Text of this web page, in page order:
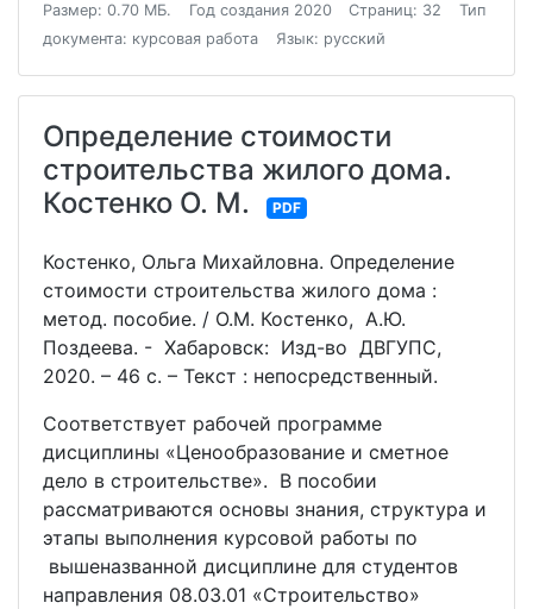
Размер: 0.70 МБ. Год создания 2020 Страниц: 32
Тип
документа: курсовая работа
Язык: русский
Определение стоимости
строительства жилого дома.
Костенко О. М.
PDF
Костенко, Ольга Михайловна. Определение
стоимости строительства жилого дома :
метод. пособие. / О.М. Костенко, А.Ю.
Поздеева. - Хабаровск: Изд-во ДВГУПС,
2020. – 46 с. – Текст : непосредственный.
Соответствует рабочей программе
дисциплины «Ценообразование и сметное
дело в строительстве». В пособии
рассматриваются основы знания, структура и
этапы выполнения курсовой работы по
вышеназванной дисциплине для студентов
направления 08.03.01 «Строительство»